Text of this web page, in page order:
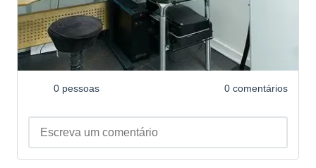
0 pessoas 0 comentários